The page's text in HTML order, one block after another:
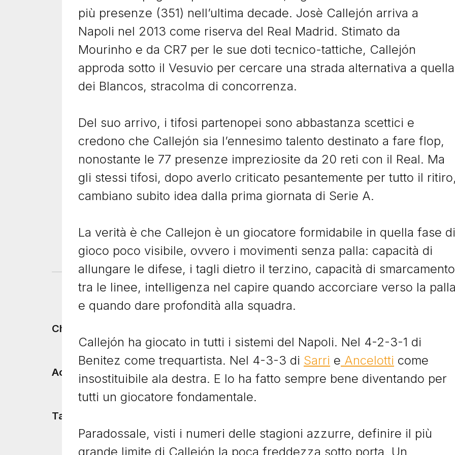
più presenze (351) nell’ultima decade. Josè Callejón arriva a
Napoli nel 2013 come riserva del Real Madrid. Stimato da
Mourinho e da CR7 per le sue doti tecnico-tattiche, Callejón
approda sotto il Vesuvio per cercare una strada alternativa a quella
dei Blancos, stracolma di concorrenza.
Del suo arrivo, i tifosi partenopei sono abbastanza scettici e
credono che Callejón sia l’ennesimo talento destinato a fare flop,
nonostante le 77 presenze impreziosite da 20 reti con il Real. Ma
gli stessi tifosi, dopo averlo criticato pesantemente per tutto il ritiro,
cambiano subito idea dalla prima giornata di Serie A.
La verità è che Callejon è un giocatore formidabile in quella fase di
gioco poco visibile, ovvero i movimenti senza palla: capacità di
allungare le difese, i tagli dietro il terzino, capacità di smarcamento
tra le linee, intelligenza nel capire quando accorciare verso la palla
e quando dare profondità alla squadra.
Callejón ha giocato in tutti i sistemi del Napoli. Nel 4-2-3-1 di
Benitez come trequartista. Nel 4-3-3 di Sarri e Ancelotti come
insostituibile ala destra. E lo ha fatto sempre bene diventando per
tutti un giocatore fondamentale.
Paradossale, visti i numeri delle stagioni azzurre, definire il più
grande limite di Callejón la poca freddezza sotto porta. Un
Ti potrebbero interessare anche ...
Image
Darijo Srna, il capitano
dimenticato
Darijo Srna ha vinto 10 campionati
in Ucraina e una Coppa UEFA da
capitano dello Shakhtar, ma il suo
valore...
Image
Dani Parejo, il regista
mai celebrato
Dani Parejo ha guidato Valencia e
Villarreal con classe e leadership
senza mai ricevere la celebrazione
mediatica che meritava.
Image
Hatem Ben Arfa,
un’opera incompiuta
Hatem Ben Arfa è stato uno
generazione, capace di
alla Messi ma mai...
Footer menu
Chi siamo
Accadde Oggi I Signori del Sabato
Tacchetti TV